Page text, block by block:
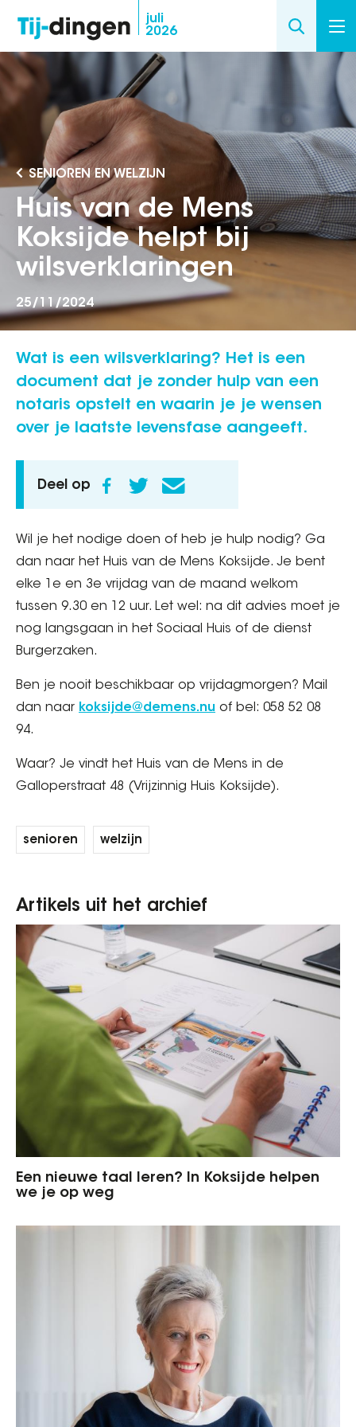
naar
inhoud
juli
2026
SENIOREN EN WELZIJN
Huis van de Mens
Koksijde helpt bij
wilsverklaringen
25/11/2024
Wat is een wilsverklaring? Het is een
document dat je zonder hulp van een
notaris opstelt en waarin je je wensen
over je laatste levensfase aangeeft.
Deel op
Wil je het nodige doen of heb je hulp nodig? Ga
dan naar het Huis van de Mens Koksijde. Je bent
elke 1e en 3e vrijdag van de maand welkom
tussen 9.30 en 12 uur. Let wel: na dit advies moet je
nog langsgaan in het Sociaal Huis of de dienst
Burgerzaken.
Ben je nooit beschikbaar op vrijdagmorgen? Mail
dan naar koksijde@demens.nu of bel: 058 52 08
94.
Waar? Je vindt het Huis van de Mens in de
Galloperstraat 48 (Vrijzinnig Huis Koksijde).
senioren welzijn
Artikels uit het archief
Een nieuwe taal leren? In Koksijde helpen
we je op weg